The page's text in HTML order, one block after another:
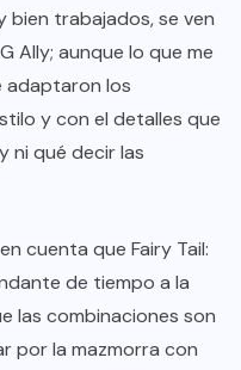
trabajados, se ven
Ally; aunque lo que me
adaptaron los
y con el detalles que
ni qué decir las
cuenta que Fairy Tail:
de tiempo a la
las combinaciones son
por la mazmorra con